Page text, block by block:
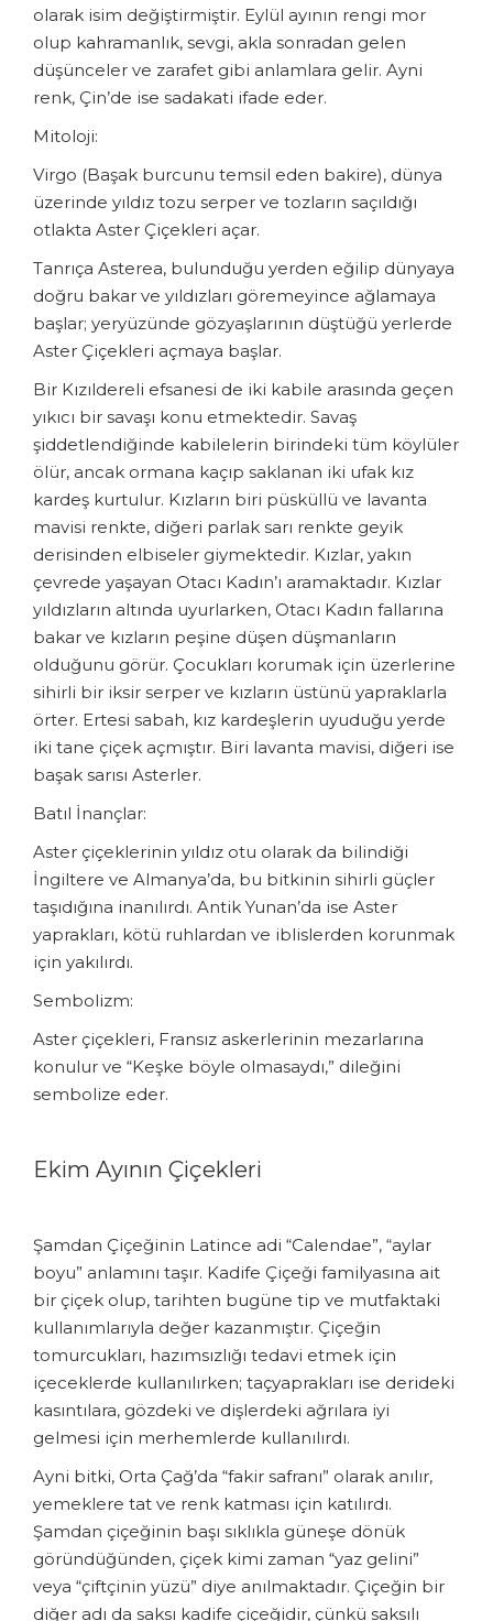
olarak isim değiştirmiştir. Eylül ayının rengi mor
olup kahramanlık, sevgi, akla sonradan gelen
düşünceler ve zarafet gibi anlamlara gelir. Ayni
renk, Çin’de ise sadakati ifade eder.
Mitoloji:
Virgo (Başak burcunu temsil eden bakire), dünya
üzerinde yıldız tozu serper ve tozların saçıldığı
otlakta Aster Çiçekleri açar.
Tanrıça Asterea, bulunduğu yerden eğilip dünyaya
doğru bakar ve yıldızları göremeyince ağlamaya
başlar; yeryüzünde gözyaşlarının düştüğü yerlerde
Aster Çiçekleri açmaya başlar.
Bir Kızıldereli efsanesi de iki kabile arasında geçen
yıkıcı bir savaşı konu etmektedir. Savaş
şiddetlendiğinde kabilelerin birindeki tüm köylüler
ölür, ancak ormana kaçıp saklanan iki ufak kız
kardeş kurtulur. Kızların biri püsküllü ve lavanta
mavisi renkte, diğeri parlak sarı renkte geyik
derisinden elbiseler giymektedir. Kızlar, yakın
çevrede yaşayan Otacı Kadın’ı aramaktadır. Kızlar
yıldızların altında uyurlarken, Otacı Kadın fallarına
bakar ve kızların peşine düşen düşmanların
olduğunu görür. Çocukları korumak için üzerlerine
sihirli bir iksir serper ve kızların üstünü yapraklarla
örter. Ertesi sabah, kız kardeşlerin uyuduğu yerde
iki tane çiçek açmıştır. Biri lavanta mavisi, diğeri ise
başak sarısı Asterler.
Batıl İnançlar:
Aster çiçeklerinin yıldız otu olarak da bilindiği
İngiltere ve Almanya’da, bu bitkinin sihirli güçler
taşıdığına inanılırdı. Antik Yunan’da ise Aster
yaprakları, kötü ruhlardan ve iblislerden korunmak
için yakılırdı.
Sembolizm:
Aster çiçekleri, Fransız askerlerinin mezarlarına
konulur ve “Keşke böyle olmasaydı,” dileğini
sembolize eder.
Ekim Ayının Çiçekleri
Şamdan Çiçeğinin Latince adi “Calendae”, “aylar
boyu” anlamını taşır. Kadife Çiçeği familyasına ait
bir çiçek olup, tarihten bugüne tip ve mutfaktaki
kullanımlarıyla değer kazanmıştır. Çiçeğin
tomurcukları, hazımsızlığı tedavi etmek için
içeceklerde kullanılırken; taçyaprakları ise derideki
kasıntılara, gözdeki ve dişlerdeki ağrılara iyi
gelmesi için merhemlerde kullanılırdı.
Ayni bitki, Orta Çağ’da “fakir safranı” olarak anılır,
yemeklere tat ve renk katması için katılırdı.
Şamdan çiçeğinin başı sıklıkla güneşe dönük
göründüğünden, çiçek kimi zaman “yaz gelini”
veya “çiftçinin yüzü” diye anılmaktadır. Çiçeğin bir
diğer adı da saksı kadife çiçeğidir, çünkü saksılı